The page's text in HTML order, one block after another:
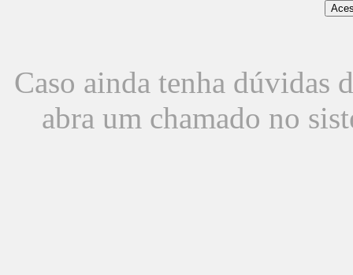
Caso ainda tenha dúvidas
abra um chamado no